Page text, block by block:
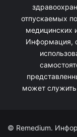
отпускаемых
медицинских
Информация,
может служить
© Remedium.